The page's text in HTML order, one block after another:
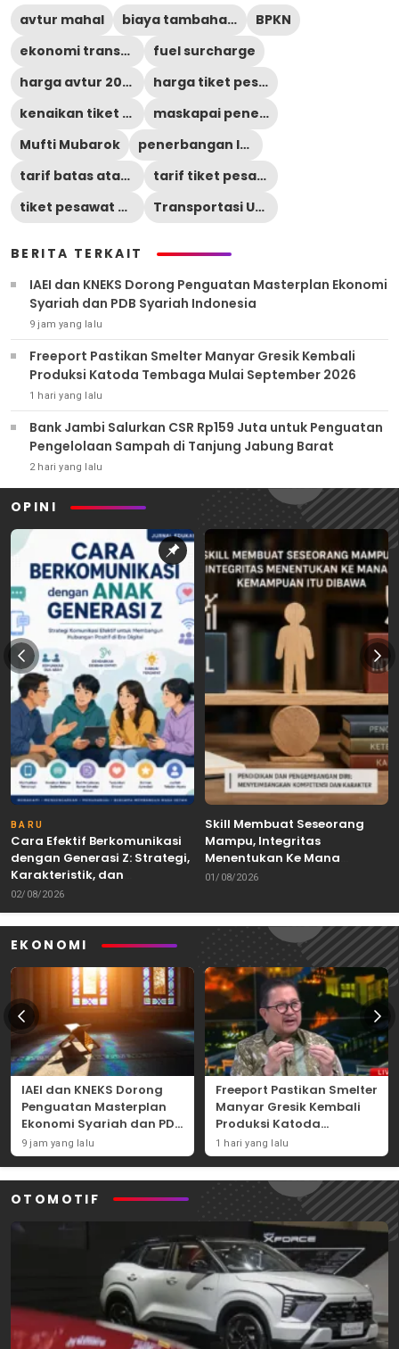
avtur mahal biaya tambahan tiket pesawat
BPKN
ekonomi transportasi
fuel surcharge
harga avtur 2026
harga tiket pesawat
kenaikan tiket pesawat
maskapai penerbangan
Mufti Mubarok
penerbangan Indonesia
tarif batas atas pesawat
tarif tiket pesawat
tiket pesawat domestik
Transportasi Udara Indonesia
BERITA TERKAIT
IAEI dan KNEKS Dorong Penguatan Masterplan Ekonomi
Syariah dan PDB Syariah Indonesia
9 jam yang lalu
Freeport Pastikan Smelter Manyar Gresik Kembali
Produksi Katoda Tembaga Mulai September 2026
1 hari yang lalu
Bank Jambi Salurkan CSR Rp159 Juta untuk Penguatan
Pengelolaan Sampah di Tanjung Jabung Barat
2 hari yang lalu
OPINI
BARU
Cara Efektif Berkomunikasi
dengan Generasi Z: Strategi,
Karakteristik, dan
Tantangannya
02/08/2026
Skill Membuat Seseorang
Mampu, Integritas
Menentukan Ke Mana
Kemampuan Itu Dibawa
01/08/2026
EKONOMI
IAEI dan KNEKS Dorong
Penguatan Masterplan
Ekonomi Syariah dan PDB
Syariah Indonesia
9 jam yang lalu
Freeport Pastikan Smelter
Manyar Gresik Kembali
Produksi Katoda
Tembaga Mulai
September 2026
1 hari yang lalu
OTOMOTIF